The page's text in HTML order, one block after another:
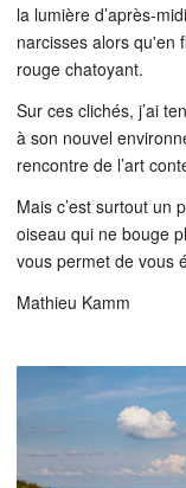
la lumière d’après-
narcisses alors qu'en
rouge chatoyant.
Sur ces clichés, j’ai
à son nouvel
rencontre de l’art
Mais c’est surtout un
oiseau qui ne bouge
vous permet de vous
Mathieu Kamm